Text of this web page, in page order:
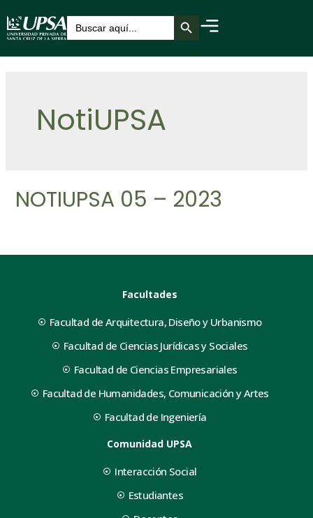
Buscar: Botón de búsqueda
NotiUPSA
NOTIUPSA 05 – 2023
Facultades
Facultad de Arquitectura, Diseño y Urbanismo
Facultad de Ciencias Jurídicas y Sociales
Facultad de Ciencias Empresariales
Facultad de Humanidades, Comunicación y Artes
Facultad de Ingeniería
Comunidad UPSA
Interacción Social
Estudiantes